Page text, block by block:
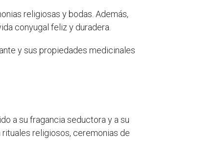
religiosas y bodas. Además,
conyugal feliz y duradera.
y sus propiedades medicinales
a su fragancia seductora y a su
religiosos, ceremonias de